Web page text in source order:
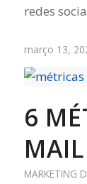
redes
março 13,
6
MARKETING